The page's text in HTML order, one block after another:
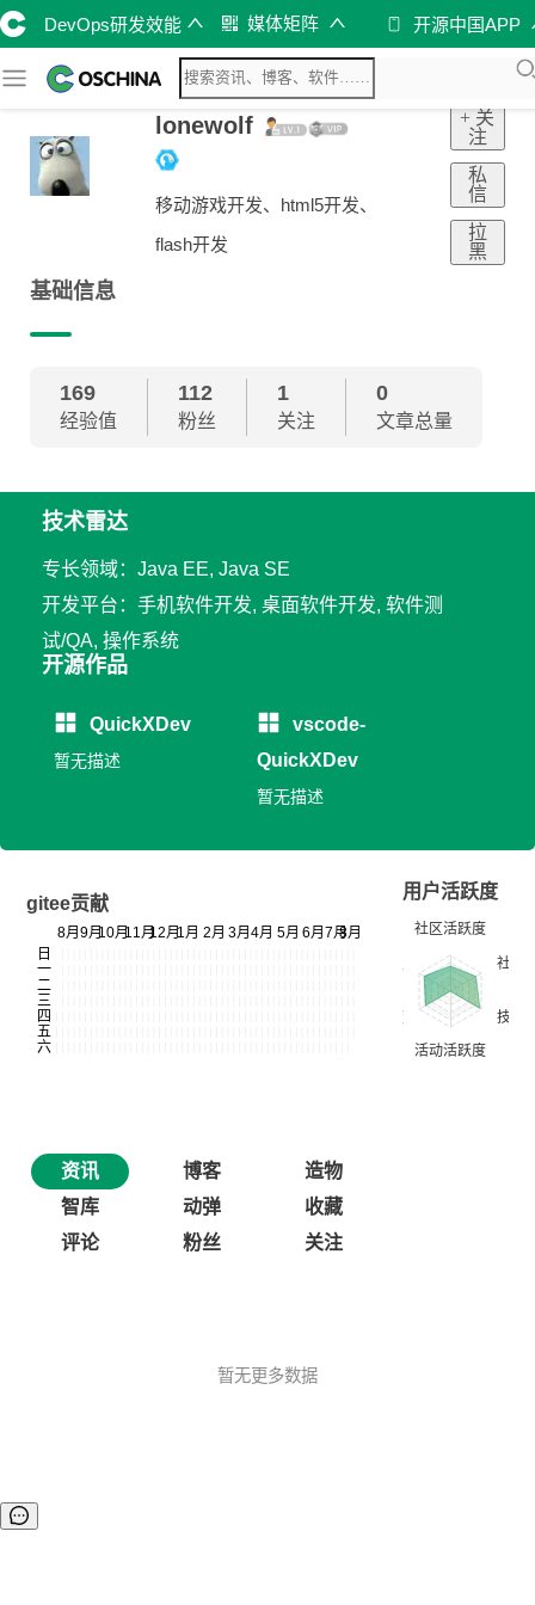
DevOps研发效能 媒体矩阵 开源中国APP
lonewolf
移动游戏开发、html5开发、
flash开发
+ 关
注
私
信
拉
黑
基础信息
169
经验值
112
粉丝
1
关注
0
文章总量
技术雷达
专长领域：Java EE, Java SE
开发平台：手机软件开发, 桌面软件开发, 软件测
试/QA, 操作系统
开源作品
QuickXDev
暂无描述
vscode-
QuickXDev
暂无描述
gitee贡献
用户活跃度
资讯 博客
造物
智库
动弹
收藏
评论
粉丝 关注
暂无更多数据